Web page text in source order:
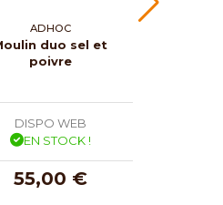
ADHOC
duo sel et
poivre
DISPO WEB
EN STOCK !
55,00 €